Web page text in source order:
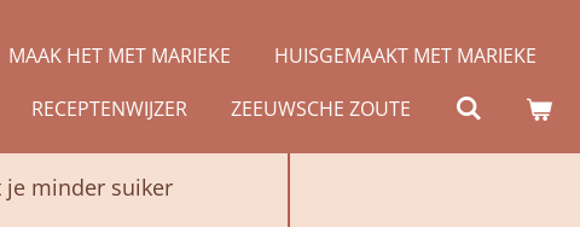
MAAK HET MET MARIEKE HUISGEMAAKT MET MARIEKE
RECEPTENWIJZER ZEEUWSCHE ZOUTE
je minder suiker